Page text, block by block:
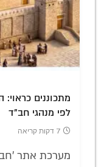
מתכוננים
לפי מנהגי חב"ד
7 דקות קריאה
מערכת אתר